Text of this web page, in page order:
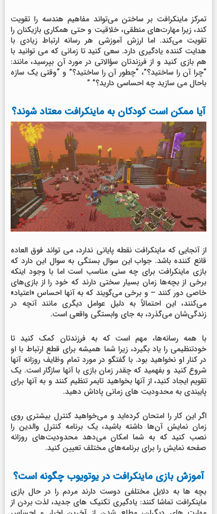
تمرکز ماینکرافت بر ساختن می‌تواند مفاهیم هندسه را تقویت
کند، زیرا مهارت‌های منطقی، خلاقیت و حتی همکاری بازیکنان را
تقویت می‌کند. اما ارزش آموزشی هر رسانه ارتباط زیادی با
هدایت کننده یادگیری دارد. سعی کنید تا زمانی که می توانید با
هم بازی کنید و از فرزندتان سؤالاتی در مورد آن بپرسید، مانند:
“چرا آن را ساختید؟”، “چطور آن را ساختید؟” و “وقتی یک سازه
باحال می سازید چه احساسی دارید؟” ”
آیا ممکن است کودکان به ماینکرافت معتاد شوند؟
از آنجایی که ماینکرافت نقطه پایانی ندارد، می تواند فوق العاده
قانع کننده باشد. جواب این سوال بستگی به سوال این دارد که
بازی ماینکرافت برای چه سنی مناسب است اما با وجود اینکه
برخی از بچه‌ها زمان بسیار سختی دارند که خود را از بازی‌های
خاصی دور کنند – و برخی می‌گویند که به آنها احساس «اعتیاد»
می‌کنند، این احتمالاً به دلیل عوامل دیگری مانند آنچه در
زندگی‌شان می‌گذرد، به جای وابستگی واقعی است.
با همه رسانه‌ها، مهم است که به فرزندتان کمک کنید تا
خودتنظیمی را یاد بگیرد، زیرا شما همیشه برای قطع ارتباط با او
در کنار او نخواهید بود. با گفتگو در مورد تمام وظایف روزانه آنها
شروع کنید و بفهمید که چقدر زمان بازی با آنها سازگار است. یک
تقویم ایجاد کنید، از آنها بخواهید تایمر تنظیم کنند و به آنها برای
پایبندی به محدودیت های زمانی پاداش دهید.
اگر این کار را امتحان کرده‌اید و می‌خواهید کنترل بیشتری روی
زمان نمایش آن‌ها داشته باشید، یک برنامه کنترل والدین را
نصب کنید که به شما امکان می‌دهد محدودیت‌های روزانه
صفحه نمایش را برای برنامه‌های مختلف تعیین کنید.
آموزش بازی ماینکرافت در یوتویوب چگونه است؟
بچه ها به دلایل مختلفی دوست دارند مردم را در حال بازی
ماینکرافت تماشا کنند: یادگیری تکنیک های جدید، لذت بردن از